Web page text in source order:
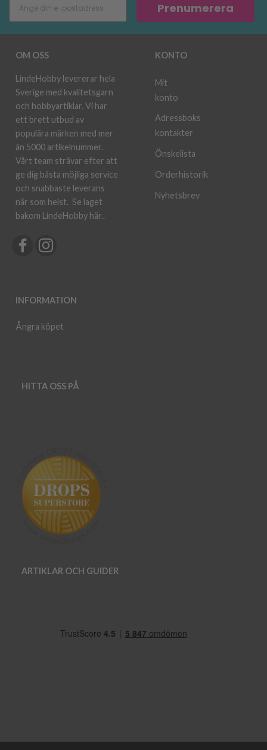
Prenumerera
OM OSS
LindeHobby levererar hela
Sverige med kvalitetsgarn
och hobbyartiklar. Vi har
ett brett utbud av
populära märken med mer
än 5000 artikelnummer.
Vårt team strävar efter att
ge dig bästa möjliga service
och snabbaste leverans
när som helst. Se laget
bakom LindeHobby här..
INFORMATION
Ångra köpet
KONTO
Mit
konto
Adressboks
kontakter
Önskelista
Orderhistorik
Nyhetsbrev
HITTA OSS PÅ
ARTIKLAR OCH GUIDER